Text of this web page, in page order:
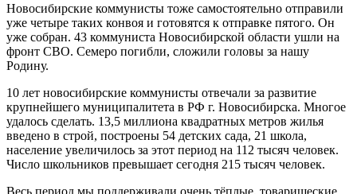
Новосибирские коммунисты тоже самостоятельно отправили
уже четыре таких конвоя и готовятся к отправке пятого. Он
уже собран. 43 коммуниста Новосибирской области ушли на
фронт СВО. Семеро погибли, сложили головы за нашу
Родину.
10 лет новосибирские коммунисты отвечали за развитие
крупнейшего муниципалитета в РФ г. Новосибирска. Многое
удалось сделать. 13,5 миллиона квадратных метров жилья
введено в строй, построены 54 детских сада, 21 школа,
население увеличилось за этот период на 112 тысяч человек.
Число школьников превышает сегодня 215 тысяч человек.
Весь период мы поддерживали очень тёплые, товарищеские